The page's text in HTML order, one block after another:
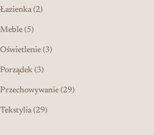
Łazienka 22 produkty
Meble 55 produktów
Oświetlenie 33 produkty
Porządek 33 produkty
Przechowywanie 2929 produktów
Tekstylia 2929 produktów